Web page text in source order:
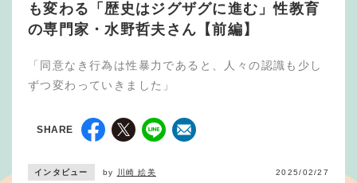
も変わる「歴史はジグザグに進む」性教育
の専門家・水野哲夫さん【前編】
「同意なき行為は性暴力であると、人々の認識も少し
ずつ変わっていきました」
SHARE
インタビュー by 川崎 絵美 2025/02/27